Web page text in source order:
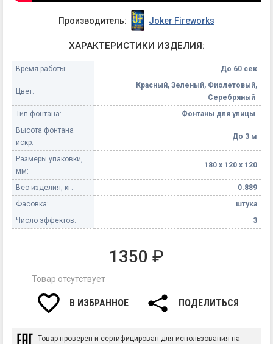
Производитель: Joker Fireworks
ХАРАКТЕРИСТИКИ ИЗДЕЛИЯ:
Время работы: До 60 сек
Цвет:
Красный, Зеленый, Фиолетовый,
Серебряный
Тип фонтана:
Фонтаны для улицы
Высота фонтана
искр:
До 3 м
Размеры упаковки,
мм:
180 х 120 х 120
Вес изделия, кг:
0.889
Фасовка:
штука
Число эффектов:
3
1350 ₽
Товар отсутствует
В ИЗБРАННОЕ ПОДЕЛИТЬСЯ
Товар проверен и сертифицирован для использования на